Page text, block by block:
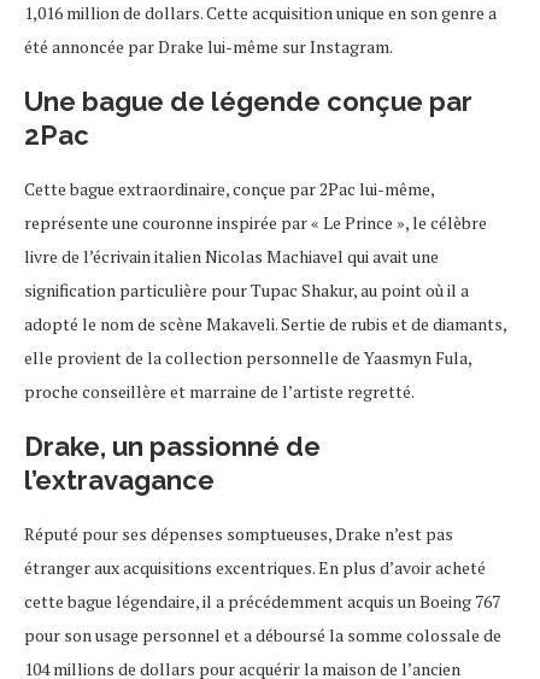
1,016 million de dollars. Cette acquisition unique en son genre a
été annoncée par Drake lui-même sur Instagram.
Une bague de légende conçue par
2Pac
Cette bague extraordinaire, conçue par 2Pac lui-même,
représente une couronne inspirée par « Le Prince », le célèbre
livre de l’écrivain italien Nicolas Machiavel qui avait une
signification particulière pour Tupac Shakur, au point où il a
adopté le nom de scène Makaveli. Sertie de rubis et de diamants,
elle provient de la collection personnelle de Yaasmyn Fula,
proche conseillère et marraine de l’artiste regretté.
Drake, un passionné de
l’extravagance
Réputé pour ses dépenses somptueuses, Drake n’est pas
étranger aux acquisitions excentriques. En plus d’avoir acheté
cette bague légendaire, il a précédemment acquis un Boeing 767
pour son usage personnel et a déboursé la somme colossale de
104 millions de dollars pour acquérir la maison de l’ancien